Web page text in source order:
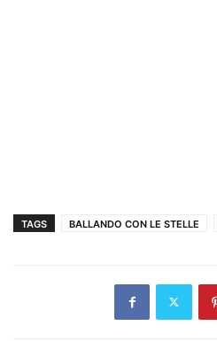
TAGS BALLANDO CON LE STELLE